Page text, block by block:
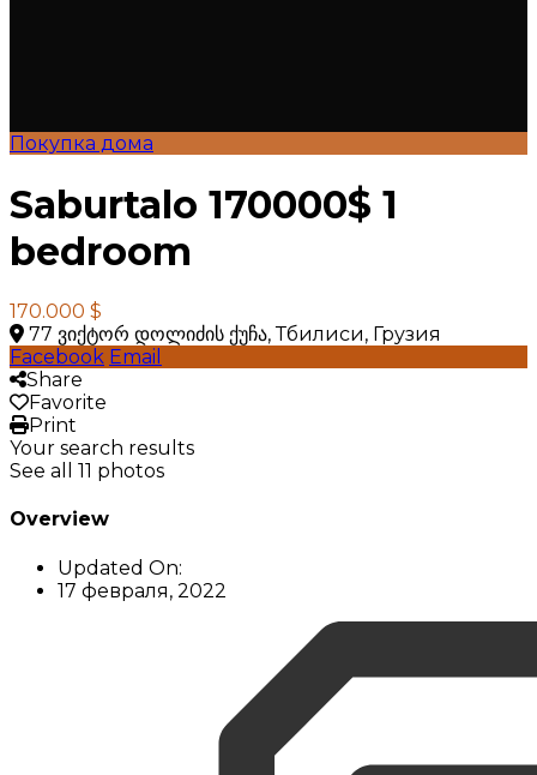
Покупка дома
Saburtalo 170000$ 1
bedroom
170.000 $
77 ვიქტორ დოლიძის ქუჩა, Тбилиси, Грузия
Facebook Email
Share
Favorite
Print
Your search results
See all 11 photos
Overview
Updated On:
17 февраля, 2022